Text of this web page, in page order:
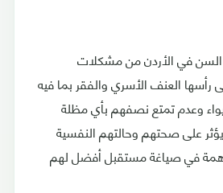
السن في الأردن من مشكلات
رأسها العنف الأسري والفقر بما فيه
وعدم تمتع نصفهم بأي مظلة
على صحتهم وحالتهم النفسية
في صياغة مستقبل أفضل لهم